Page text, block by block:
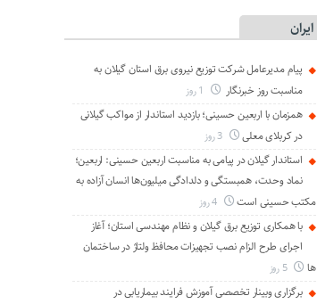
ایران
پیام مدیرعامل شركت توزیع نیروی برق استان گیلان به
مناسبت روز خبرنگار ‌
همزمان با اربعین حسینی؛ بازدید استاندار از مواکب گیلانی
در کربلای معلی
3 روز
استاندار گیلان در پیامی به مناسبت اربعین حسینی: اربعین؛
نماد وحدت، همبستگی و دلدادگی میلیون‌ها انسان آزاده به
مکتب حسینی است
با همکاری توزیع برق گیلان و نظام مهندسی استان؛ آغاز
اجرای طرح الزام نصب تجهیزات محافظ ولتاژ در ساختمان
ها
5 روز
برگزاری وبینار تخصصی آموزش فرایند بیماریابی در